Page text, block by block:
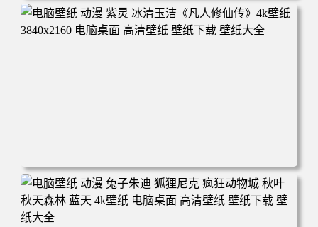
电脑壁纸 动漫 凡人修仙传 韩立 结婴 4k壁纸 3840x2160 电
脑桌面 高清壁纸 壁纸下载 壁纸大全
电脑壁纸 动漫 紫灵 冰清玉洁《凡人修仙传》4k壁纸 3840x2
160 电脑桌面 高清壁纸 壁纸下载 壁纸大全